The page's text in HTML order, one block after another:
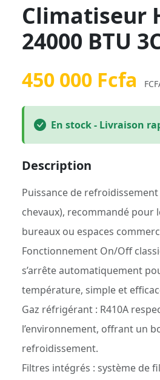
Climatiseur
24000 BTU
450 000 Fcfa
En stock - Livraison
Description
Puissance de refroidissement
chevaux), recommandé pour
bureaux ou espaces
Fonctionnement On/Off
s’arrête automatiquement
température, simple et
Gaz réfrigérant : R410A
l’environnement, offrant un
refroidissement.
Filtres intégrés : système de